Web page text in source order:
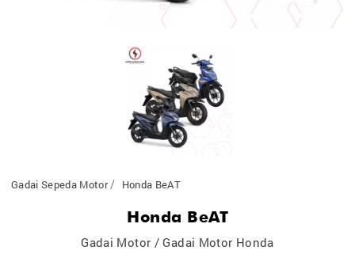
Gadai Sepeda Motor Honda BeAT
Honda BeAT
Gadai Motor / Gadai Motor Honda